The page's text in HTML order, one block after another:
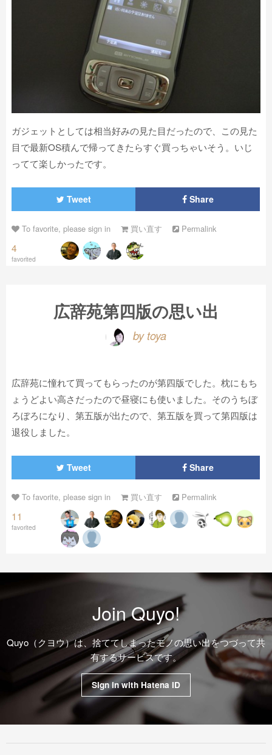
ガジェットとしては相当好みの見た目だったので、この見た
目で最新OS積んで帰ってきたらすぐ買っちゃいそう。いじ
ってて楽しかったです。
Tweet Share
To favorite, please sign in 買い直す Permalink
4
favorited
広辞苑第四版の思い出
by toya
広辞苑に憧れて買ってもらったのが第四版でした。枕にもち
ょうどよい高さだったので昼寝にも使いました。そのうちぼ
ろぼろになり、第五版が出たので、第五版を買って第四版は
退役しました。
Tweet Share
To favorite, please sign in 買い直す Permalink
11
favorited
Join Quyo!
Quyo（クヨウ）は、捨ててしまったモノの思い出をつづって共
有するサービスです。
Sign in with Hatena ID